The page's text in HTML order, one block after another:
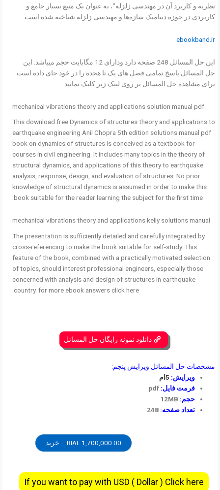
نظریه و کاربرد آن در مهندسی زلزله”، به عنوان یک منبع بسیار جامع و
کاربردی در حوزه دینامیک سازه‌ها و مهندسی زلزله شناخته شده است.
ebookband.ir
این حل المسائل 248 صفحه دارد ودارای 12 مگابایت حجم میباشد. این
حل المسائل پاسخ تمامی فصل های یک تا هجده را در خود جای داده است.
برای مشاهده حل المسائل بر روی لینک زیر کلیک نمایید.
mechanical vibrations theory and applications solution manual pdf
This download free Dynamics of structures theory and applications to
earthquake engineering Anil Chopra 5th edition solutions manual pdf
book on dynamics of structures is conceived as a textbook for
courses in civil engineering. It includes many topics in the theory of
structural dynamics, and applications of this theory to earthquake
analysis, response, design, and evaluation of structures. No prior
knowledge of structural dynamics is assumed in order to make this
book suitable for the reader learning the subject for the first time.
mechanical vibrations theory and applications kelly solutions manual
The presentation is sufficiently detailed and carefully integrated by
cross-referencing to make the book suitable for self-study. This
feature of the book, combined with a practically motivated selection
of topics, should interest professional engineers, especially those
concerned with analysis and design of structures in earthquake
country. for more ebook answers click here.
دانلود نمونه رایگان حل المسائل
مشخصات حل المسائل ویرایش پنجم:
ویرایش: 5ام
فرمت فایل: pdf
حجم:
تعداد صفحه: 248
1,700,000.00 RIAL – خرید
If you want to pay with USD ( Dollar ) Click here